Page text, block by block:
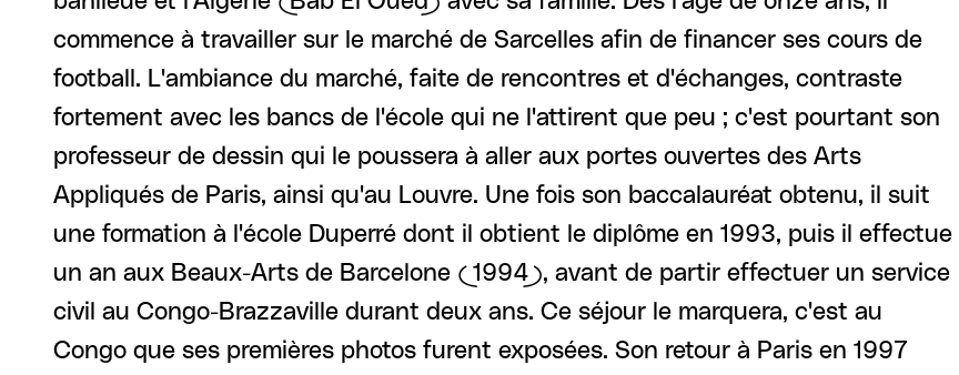
commence à travailler sur le marché de Sarcelles afin de financer ses cours de
football. L'ambiance du marché, faite de rencontres et d'échanges, contraste
fortement avec les bancs de l'école qui ne l'attirent que peu ; c'est pourtant son
professeur de dessin qui le poussera à aller aux portes ouvertes des Arts
Appliqués de Paris, ainsi qu'au Louvre. Une fois son baccalauréat obtenu, il suit
une formation à l'école Duperré dont il obtient le diplôme en 1993, puis il effectue
un an aux Beaux-Arts de Barcelone (1994), avant de partir effectuer un service
civil au Congo-Brazzaville durant deux ans. Ce séjour le marquera, c'est au
Congo que ses premières photos furent exposées. Son retour à Paris en 1997